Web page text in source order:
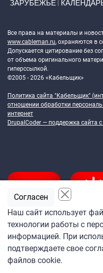
ЗАРУБЕЖЬЕ
Все права на материалы и
www.cableman.ru, охраняются в
Допускается цитирование без
от объема оригинального
гиперссылкой.
©2005 - 2026 «Кабельщик»
Политика сайта "Кабельщик"
отношении обработки
интернет
DrupalCoder — поддержка сайта
Подпишитесь
на ежедневную рассылку
«Кабельщика»
Наш сайт использует
технологии работы с
информацией. При
подтверждаете свое
файлов cookie.
Согласен